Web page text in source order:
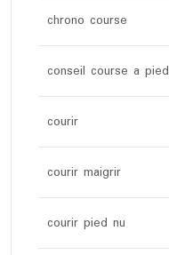
chrono course
conseil course a pied
courir
courir maigrir
courir pied nu